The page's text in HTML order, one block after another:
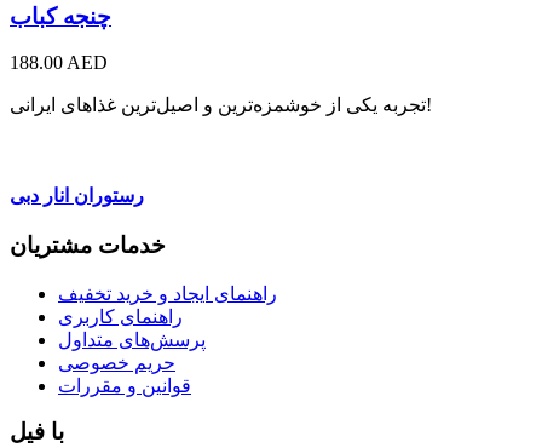
چنجه کباب
188.00 AED
تجربه یکی از خوشمزه‌ترین و اصیل‌ترین غذاهای ایرانی!
رستوران انار دبی
خدمات مشتریان
راهنمای ایجاد و خرید تخفیف
راهنمای کاربری
پرسش‌های متداول
حریم خصوصی
قوانین و مقررات
با فیل